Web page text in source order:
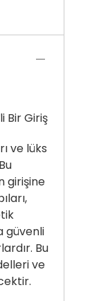
Bir Giriş
ve lüks
girişine
güvenli
Bu
ve